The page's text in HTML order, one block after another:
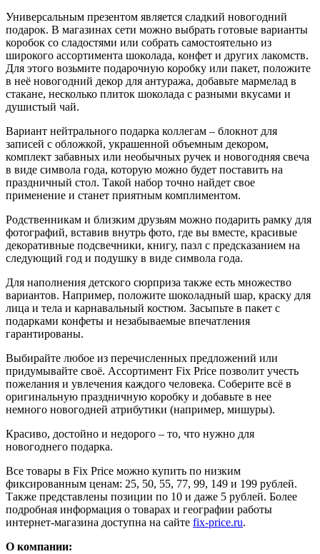
Универсальным презентом является сладкий новогодний
подарок. В магазинах сети можно выбрать готовые варианты
коробок со сладостями или собрать самостоятельно из
широкого ассортимента шоколада, конфет и других лакомств.
Для этого возьмите подарочную коробку или пакет, положите
в неё новогодний декор для антуража, добавьте мармелад в
стакане, несколько плиток шоколада с разными вкусами и
душистый чай.
Вариант нейтрального подарка коллегам – блокнот для
записей с обложкой, украшенной объемным декором,
комплект забавных или необычных ручек и новогодняя свеча
в виде символа года, которую можно будет поставить на
праздничный стол. Такой набор точно найдет свое
применение и станет приятным комплиментом.
Родственникам и близким друзьям можно подарить рамку для
фотографий, вставив внутрь фото, где вы вместе, красивые
декоративные подсвечники, книгу, пазл с предсказанием на
следующий год и подушку в виде символа года.
Для наполнения детского сюрприза также есть множество
вариантов. Например, положите шоколадный шар, краску для
лица и тела и карнавальный костюм. Засыпьте в пакет с
подарками конфеты и незабываемые впечатления
гарантированы.
Выбирайте любое из перечисленных предложений или
придумывайте своё. Ассортимент Fix Price позволит учесть
пожелания и увлечения каждого человека. Соберите всё в
оригинальную праздничную коробку и добавьте в нее
немного новогодней атрибутики (например, мишуры).
Красиво, достойно и недорого – то, что нужно для
новогоднего подарка.
Все товары в Fix Price можно купить по низким
фиксированным ценам: 25, 50, 55, 77, 99, 149 и 199 рублей.
Также представлены позиции по 10 и даже 5 рублей. Более
подробная информация о товарах и географии работы
интернет-магазина доступна на сайте fix-price.ru.
О компании: